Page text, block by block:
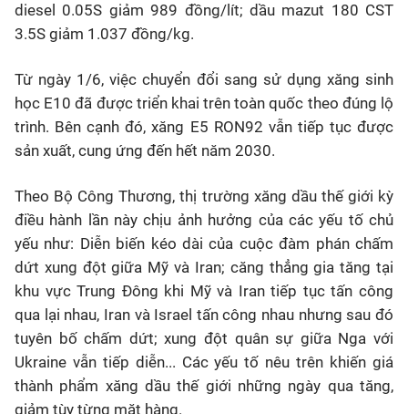
diesel 0.05S giảm 989 đồng/lít; dầu mazut 180 CST
3.5S giảm 1.037 đồng/kg.
Từ ngày 1/6, việc chuyển đổi sang sử dụng xăng sinh
học E10 đã được triển khai trên toàn quốc theo đúng lộ
trình. Bên cạnh đó, xăng E5 RON92 vẫn tiếp tục được
sản xuất, cung ứng đến hết năm 2030.
Theo Bộ Công Thương, thị trường xăng dầu thế giới kỳ
điều hành lần này chịu ảnh hưởng của các yếu tố chủ
yếu như: Diễn biến kéo dài của cuộc đàm phán chấm
dứt xung đột giữa Mỹ và Iran; căng thẳng gia tăng tại
khu vực Trung Đông khi Mỹ và Iran tiếp tục tấn công
qua lại nhau, Iran và Israel tấn công nhau nhưng sau đó
tuyên bố chấm dứt; xung đột quân sự giữa Nga với
Ukraine vẫn tiếp diễn... Các yếu tố nêu trên khiến giá
thành phẩm xăng dầu thế giới những ngày qua tăng,
giảm tùy từng mặt hàng.